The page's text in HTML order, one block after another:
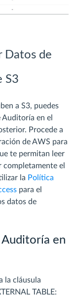
Datos de
S3
a S3, puedes
Auditoría en el
Procede a
de AWS para
te permitan leer
el
la Política
para el
datos de
Auditoría en
la cláusula
TABLE: